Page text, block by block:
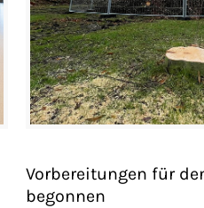
Vorbereitungen für
begonnen